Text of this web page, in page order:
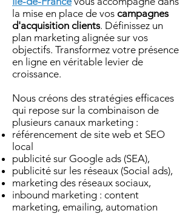
la mise en place de vos campagnes
d'acquisition clients. Définissez un
plan marketing alignée sur vos
objectifs. Transformez votre présence
en ligne en véritable levier de
croissance.
Nous créons des stratégies efficaces
qui repose sur la combinaison de
plusieurs canaux marketing :
référencement de site web et SEO
local
publicité sur Google ads (SEA),
publicité sur les réseaux (Social ads),
marketing des réseaux sociaux,
inbound marketing : content
marketing, emailing, automation